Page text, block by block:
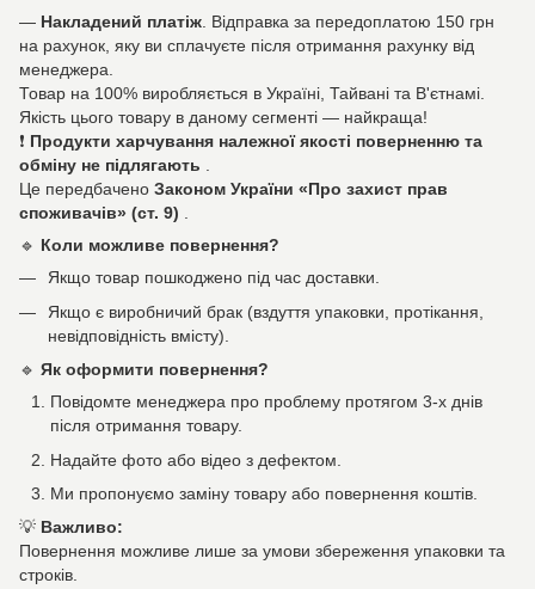
— Накладений платіж. Відправка за передоплатою 150 грн
на рахунок, яку ви сплачуєте після отримання рахунку від
менеджера.
Товар на 100% виробляється в Україні, Тайвані та В'єтнамі.
Якість цього товару в даному сегменті — найкраща!
❗ Продукти харчування належної якості поверненню та
обміну не підлягають .
Це передбачено Законом України «Про захист прав
споживачів» (ст. 9) .
🔹 Коли можливе повернення?
Якщо товар пошкоджено під час доставки.
Якщо є виробничий брак (вздуття упаковки, протікання,
невідповідність вмісту).
🔹 Як оформити повернення?
Повідомте менеджера про проблему протягом 3-х днів
після отримання товару.
Надайте фото або відео з дефектом.
Ми пропонуємо заміну товару або повернення коштів.
💡 Важливо:
Повернення можливе лише за умови збереження упаковки та
строків.